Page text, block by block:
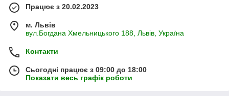
Працює з 20.02.2023
м. Львів
вул.Богдана Хмельницького 188, Львів, Україна
Контакти
Сьогодні працює з 09:00 до 18:00
Показати весь графік роботи